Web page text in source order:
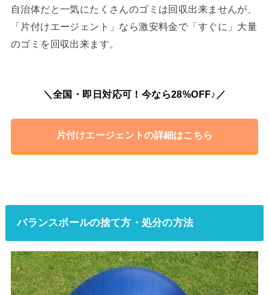
自治体だと一気にたくさんのゴミは回収出来ませんが、
「片付けエージェント」なら激安料金で「すぐに」大量
のゴミを回収出来ます。
＼全国・即日対応可！今なら28%OFF♪／
片付けエージェントの詳細はこちら
バランスボールの捨て方・処分の方法